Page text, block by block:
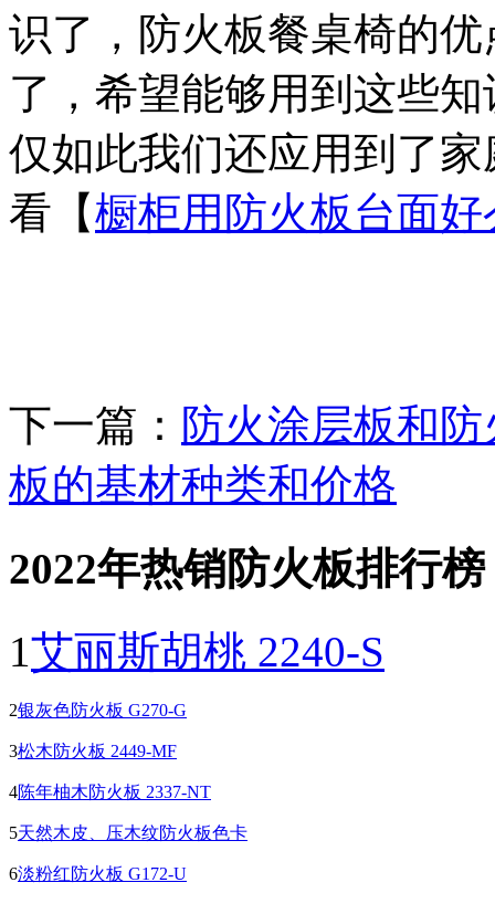
识了，防火板餐桌椅的
了，希望能够用到这些
仅如此我们还应用到了
看【橱柜用防火板台面好
下一篇： 防火涂层板和
板的基材种类和价格
2022年热销防火板排行榜
1艾丽斯胡桃 2240-S
2银灰色防火板 G270-G
3松木防火板 2449-MF
4陈年柚木防火板 2337-NT
5天然木皮、压木纹防火板色卡
6淡粉红防火板 G172-U